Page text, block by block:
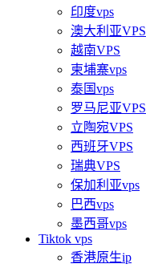
印度vps
澳大利亚VPS
越南VPS
柬埔寨vps
泰国vps
罗马尼亚VPS
立陶宛VPS
西班牙VPS
瑞典VPS
保加利亚vps
巴西vps
墨西哥vps
Tiktok vps
香港原生ip